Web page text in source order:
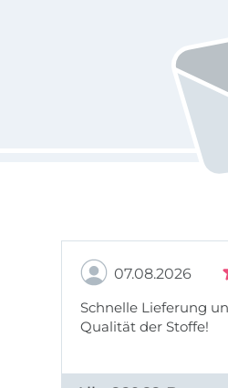
07.08.2026
Schnelle Lieferung
Qualität der Stoffe!